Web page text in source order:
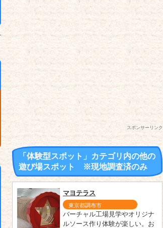
スポンサーリンク
「体験型スポット」カテゴリ内の他の
遊び場スポット ※現地調査済のみ
マヨテラス
東京都調布市
バーチャル工場見学やオリジナ
ルソース作り体験が楽しい。お